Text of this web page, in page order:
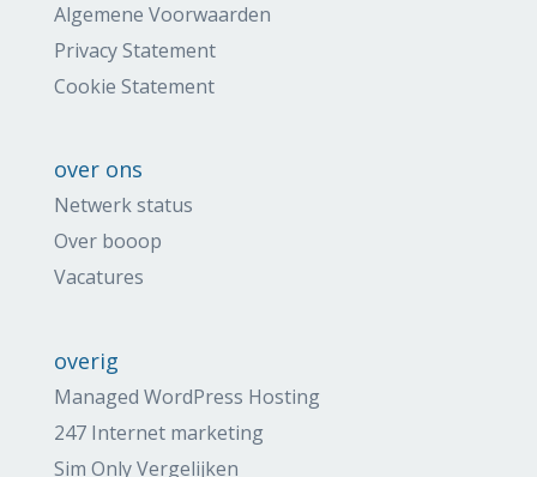
Algemene Voorwaarden
Privacy Statement
Cookie Statement
over ons
Netwerk status
Over booop
Vacatures
overig
Managed WordPress Hosting
247 Internet marketing
Sim Only Vergelijken